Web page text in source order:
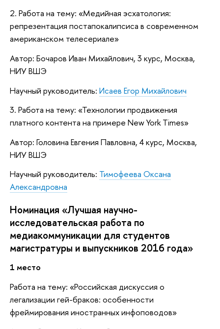
2. Работа на тему: «Медийная эсхатология:
репрезентация постапокалипсиса в современном
американском телесериале»
Автор: Бочаров Иван Михайлович, 3 курс, Москва,
НИУ ВШЭ
Научный руководитель: Исаев Егор Михайлович
3. Работа на тему: «Технологии продвижения
платного контента на примере New York Times»
Автор: Головина Евгения Павловна, 4 курс, Москва,
НИУ ВШЭ
Научный руководитель: Тимофеева Оксана
Александровна
Номинация «Лучшая научно-
исследовательская работа по
медиакоммуникации для студентов
магистратуры и выпускников 2016 года»
1 место
Работа на тему: «Российская дискуссия о
легализации гей-браков: особенности
фреймирования иностранных инфоповодов»